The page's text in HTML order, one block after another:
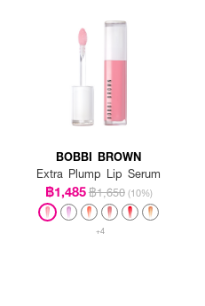
BOBBI BROWN
Extra Plump Lip Serum
฿1,485฿1,650 (10%)
+4